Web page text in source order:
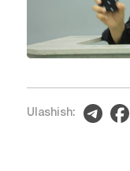
Ulashish: